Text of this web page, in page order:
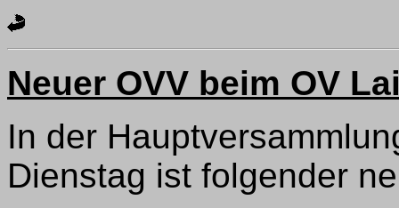
Neuer OVV beim OV
In der
Dienstag ist folgender